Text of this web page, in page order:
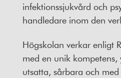
infektionssjukvård och
handledare inom den
Högskolan verkar enligt
med en unik
utsatta, sårbara och